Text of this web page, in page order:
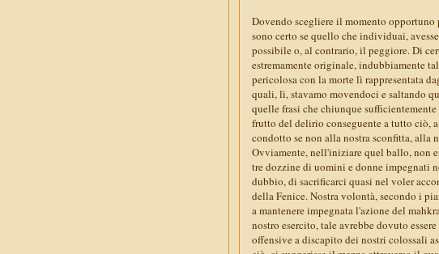
Dovendo scegliere il momento opportuno
sono certo se quello che individuai,
possibile o, al contrario, il peggiore. Di
estremamente originale, indubbiamente
pericolosa con la morte lì rappresentata
quali, lì, stavamo movendoci e saltando
quelle frasi che chiunque
frutto del delirio conseguente a tutto ciò,
condotto se non alla nostra sconfitta, alla
Ovviamente, nell'iniziare quel ballo, non
tre dozzine di uomini e donne impegnati
dubbio, di sacrificarci quasi nel voler
della Fenice. Nostra volontà, secondo i
a mantenere impegnata l'azione del
nostro esercito, tale avrebbe dovuto
offensive a discapito dei nostri colossali